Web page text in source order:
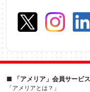
■ 「アメリア」会員サービス
「アメリアとは？」